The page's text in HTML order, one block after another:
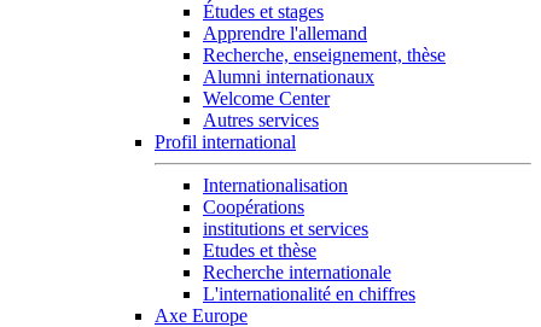
Études et stages
Apprendre l'allemand
Recherche, enseignement, thèse
Alumni internationaux
Welcome Center
Autres services
Profil international
Internationalisation
Coopérations
institutions et services
Etudes et thèse
Recherche internationale
L'internationalité en chiffres
Axe Europe